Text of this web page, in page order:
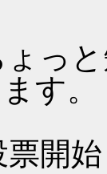
っ
す。
開